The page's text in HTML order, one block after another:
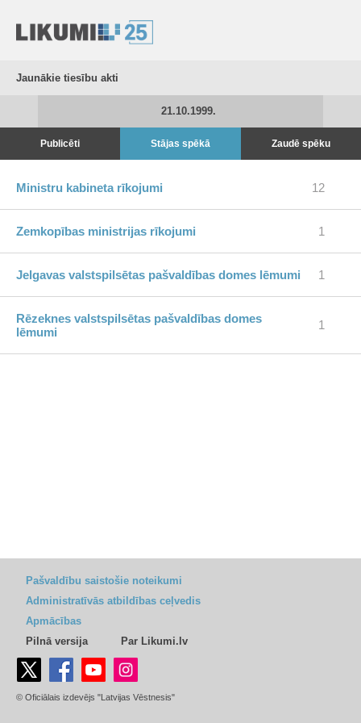
Jaunākie tiesību akti
21.10.1999.
Publicēti Stājas spēkā Zaudē spēku
Ministru kabineta rīkojumi 12
Zemkopības ministrijas rīkojumi 1
Jelgavas valstspilsētas pašvaldības domes lēmumi 1
Rēzeknes valstspilsētas pašvaldības domes
lēmumi
1
Pašvaldību saistošie noteikumi
Administratīvās atbildības ceļvedis
Apmācības
Pilnā versija
Par Likumi.lv
© Oficiālais izdevējs "Latvijas Vēstnesis"